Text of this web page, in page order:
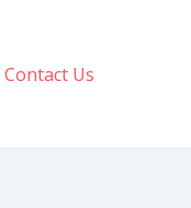
Contact Us